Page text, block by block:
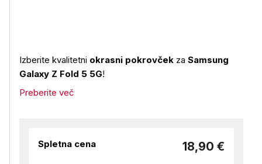
Izberite kvalitetni okrasni pokrovček za Samsung
Galaxy Z Fold 5 5G!
Preberite več
Spletna cena 18,90 €